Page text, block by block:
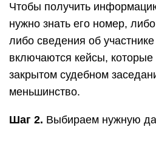
Чтобы получить
нужно знать его номер,
либо сведения об
включаются кейсы,
закрытом судебном
меньшинство.
Шаг 2. Выбираем нужную